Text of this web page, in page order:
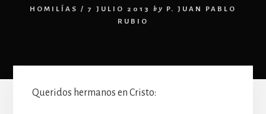
HOMILÍAS / 7 JULIO 2013 by
P. JUAN PABLO
RUBIO
Queridos hermanos en Cristo: